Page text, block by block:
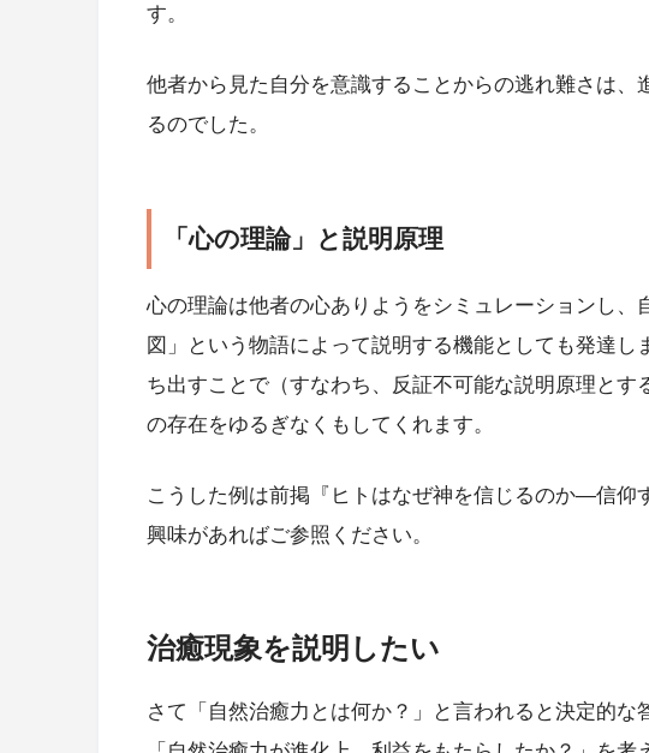
す。
他者から見た自分を意識することからの逃れ難さは、
るのでした。
「心の理論」と説明原理
心の理論は他者の心ありようをシミュレーションし
図」という物語によって説明する機能としても発達
ち出すことで（すなわち、反証不可能な説明原理とす
の存在をゆるぎなくもしてくれます。
こうした例は前掲『ヒトはなぜ神を信じるのか―信仰
興味があればご参照ください。
治癒現象を説明したい
さて「自然治癒力とは何か？」と言われると決定的な